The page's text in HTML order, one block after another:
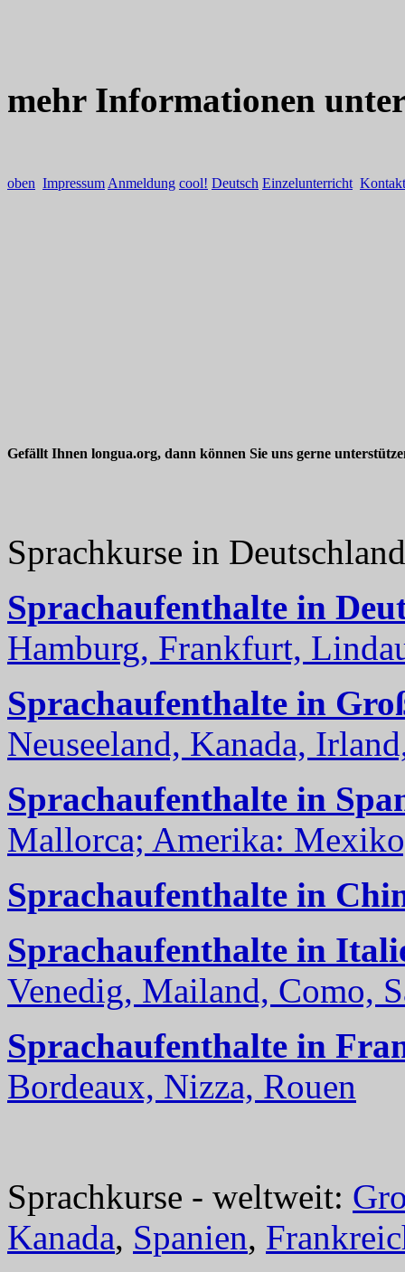
mehr Informationen
oben Impressum Anmeldung cool! Deutsch Einzelunterricht Kontakt
Gefällt Ihnen longua.org, dann können Sie uns gerne
Sprachkurse in
Sprachaufenthalte in
Hamburg, Frankfurt,
Sprachaufenthalte in
Neuseeland, Kanada,
Sprachaufenthalte in
Mallorca; Amerika:
Sprachaufenthalte in
Sprachaufenthalte in
Venedig, Mailand, Como,
Sprachaufenthalte in
Bordeaux, Nizza, Rouen
Sprachkurse - weltweit:
Kanada, Spanien,